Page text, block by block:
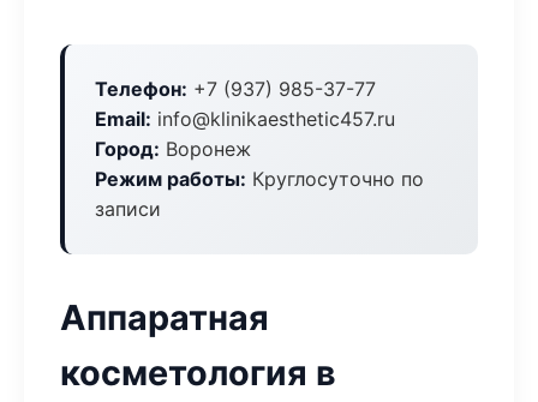
Телефон: +7 (937) 985-37-77
Email: info@klinikaesthetic457.ru
Город: Воронеж
Режим работы: Круглосуточно по
записи
Аппаратная
косметология в